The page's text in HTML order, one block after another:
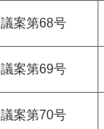
議案第68号
議案第69号
議案第70号